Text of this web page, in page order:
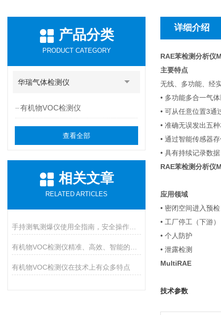
产品分类
PRODUCT CATEGORY
华瑞气体检测仪
有机物VOC检测仪
查看全部
相关文章
RELATED ARTICLES
有机物VOC检测仪在技术上有众多特点
详细介绍
RAE苯检测分析仪
主要特点
无线、多功能、经
• 多功能多合一气
• 可从任意位置3通
• 准确无误发出五
• 通过智能传感器
• 具有持续记录数
RAE苯检测分析仪
应用领域
• 密闭空间进入预检
• 工厂停工（下游）
• 个人防护
• 泄露检测
MultiRAE
技术参数